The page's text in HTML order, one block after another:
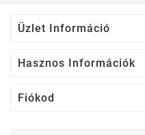
Üzlet Információ
Hasznos Információk
Fiókod